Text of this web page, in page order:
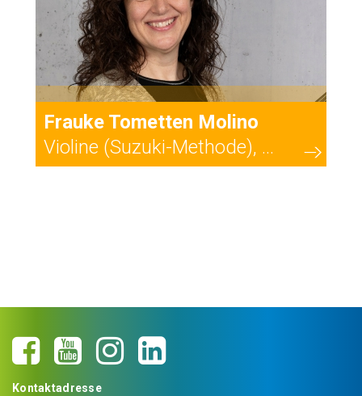
Frauke Tometten Molino
Violine (Suzuki-Methode), ...
Kontaktadresse